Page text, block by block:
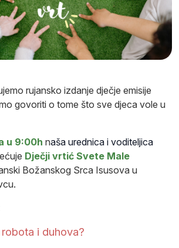
rujansko izdanje dječje emisije
govoriti o tome što sve djeca vole u
u 9:00h naša urednica i voditeljica
Dječji vrtić Svete Male
Božanskog Srca Isusova u
i duhova?